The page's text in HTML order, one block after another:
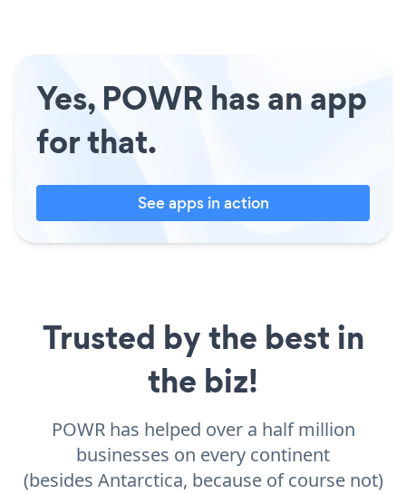
Yes, POWR has an app
for that.
See apps in action
Trusted by the best in
the biz!
POWR has helped over a half million
businesses on every continent
(besides Antarctica, because of course not)